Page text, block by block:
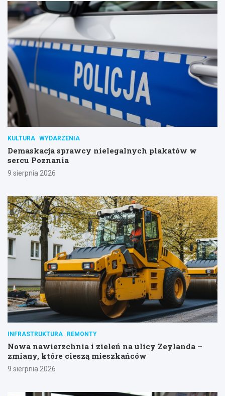
KULTURA WYDARZENIA
Demaskacja sprawcy nielegalnych plakatów w
sercu Poznania
9 sierpnia 2026
INFRASTRUKTURA REMONTY
Nowa nawierzchnia i zieleń na ulicy Zeylanda –
zmiany, które cieszą mieszkańców
9 sierpnia 2026